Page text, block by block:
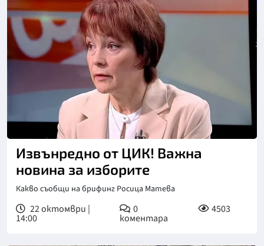
Снимка: бТВ
Извънредно от ЦИК! Важна
новина за изборите
Какво съобщи на брифинг Росица Матева
22 октомври |
14:00
0
коментара
4503